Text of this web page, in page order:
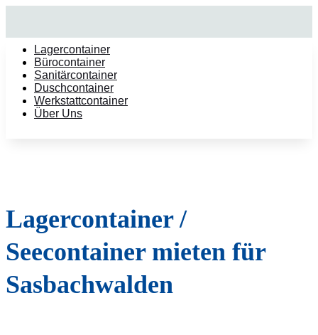
Lagercontainer
Bürocontainer
Sanitärcontainer
Duschcontainer
Werkstattcontainer
Über Uns
Lagercontainer /
Seecontainer mieten für
Sasbachwalden